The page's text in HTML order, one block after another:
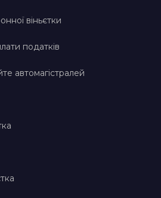
віньєтки
податків
автомагістралей